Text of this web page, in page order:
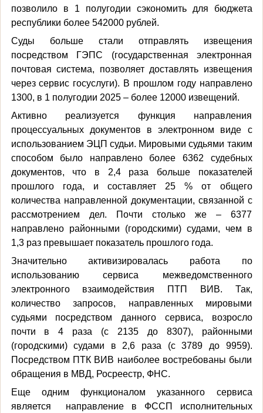
позволило в 1 полугодии сэкономить для бюджета
республики более 542000 рублей.
Суды больше стали отправлять извещения
посредством ГЭПС (государственная электронная
почтовая система, позволяет доставлять извещения
через сервис госуслуги). В прошлом году направлено
1300, в 1 полугодии 2025 – более 12000 извещений.
Активно реализуется функция направления
процессуальных документов в электронном виде с
использованием ЭЦП судьи. Мировыми судьями таким
способом было направлено более 6362 судебных
документов, что в 2,4 раза больше показателей
прошлого года, и составляет 25 % от общего
количества направленной документации, связанной с
рассмотрением дел. Почти столько же – 6377
направлено районными (городскими) судами, чем в
1,3 раз превышает показатель прошлого года.
Значительно активизировалась работа по
использованию сервиса межведомственного
электронного взаимодействия ПТП ВИВ. Так,
количество запросов, направленных мировыми
судьями посредством данного сервиса, возросло
почти в 4 раза (с 2135 до 8307), районными
(городскими) судами в 2,6 раза (с 3789 до 9959).
Посредством ПТК ВИВ наиболее востребованы были
обращения в МВД, Росреестр, ФНС.
Еще одним функционалом указанного сервиса
является направление в ФССП исполнительных